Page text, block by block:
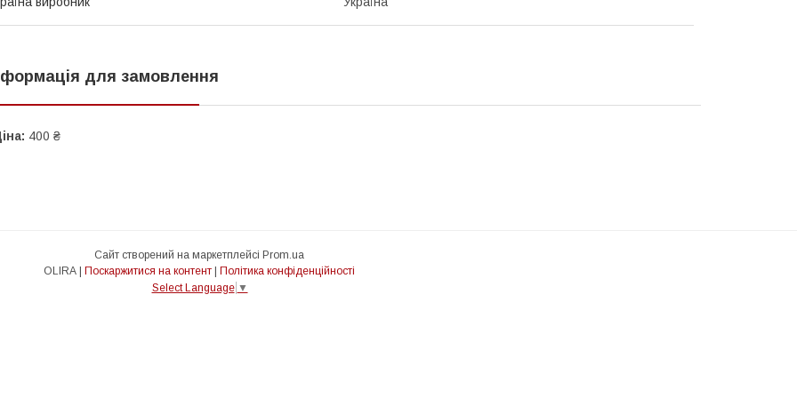
для замовлення
400 ₴
Сайт створений на маркетплейсі Prom.ua
OLIRA | Поскаржитися на контент | Політика конфіденційності
Select Language ▼